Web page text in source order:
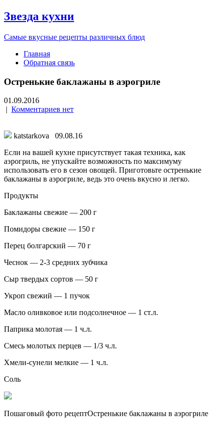
Звезда кухни
Самые вкусные рецепты различных блюд
Главная
Обратная связь
Остренькие баклажаны в аэрогриле
01.09.2016
| Комментариев нет
katstarkova 09.08.16
Если на вашей кухне присутствует такая техника, как
аэрогриль, не упускайте возможность по максимуму
использовать его в сезон овощей. Приготовьте остренькие
баклажаны в аэрогриле, ведь это очень вкусно и легко.
Продукты
Баклажаны свежие — 200 г
Помидоры свежие — 150 г
Перец болгарский — 70 г
Чеснок — 2-3 средних зубчика
Сыр твердых сортов — 50 г
Укроп свежий — 1 пучок
Масло оливковое или подсолнечное — 1 ст.л.
Паприка молотая — 1 ч.л.
Смесь молотых перцев — 1/3 ч.л.
Хмели-сунели мелкие — 1 ч.л.
Соль
Пошаговый фото рецептОстренькие баклажаны в аэрогриле